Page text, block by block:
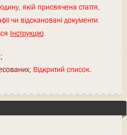
якій присвячена стаття,
чи відскановані документи.
Інструкцію.
Відкритий список